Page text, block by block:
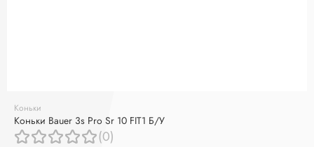
Коньки
Коньки Bauer 3s Pro Sr 10 FIT1 Б/У
(0)